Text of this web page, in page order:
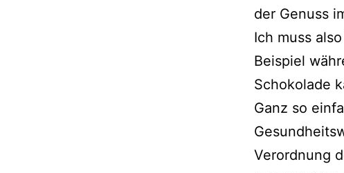
der Genuss
Ich muss
Beispiel
Schokolade
Ganz so
Verordnung